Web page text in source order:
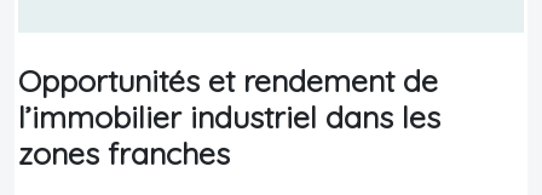
Opportunités et rendement de
l’immobilier industriel dans les
zones franches